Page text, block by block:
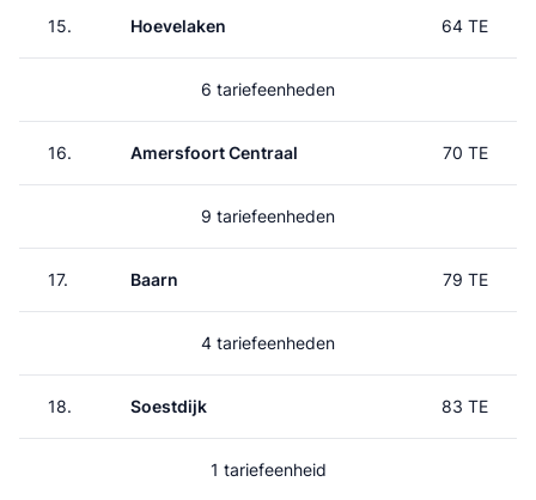
15. Hoevelaken 64 TE
6 tariefeenheden
16. Amersfoort Centraal 70 TE
9 tariefeenheden
17. Baarn 79 TE
4 tariefeenheden
18. Soestdijk 83 TE
1 tariefeenheid